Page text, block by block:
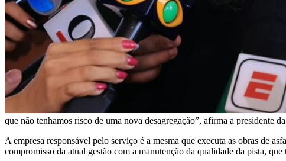
que não tenhamos risco de uma nova desagregação”, afirma a
A empresa responsável pelo serviço é a mesma que executa as obras de
compromisso da atual gestão com a manutenção da qualidade da pista,